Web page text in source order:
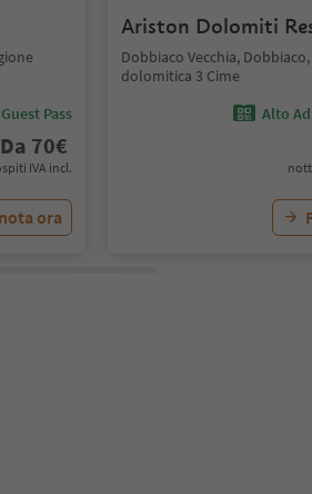
Pass
Da 70€
IVA incl.
ora
Ariston Dolomiti
Dobbiaco Vecchia,
dolomitica 3 Cime
Alto